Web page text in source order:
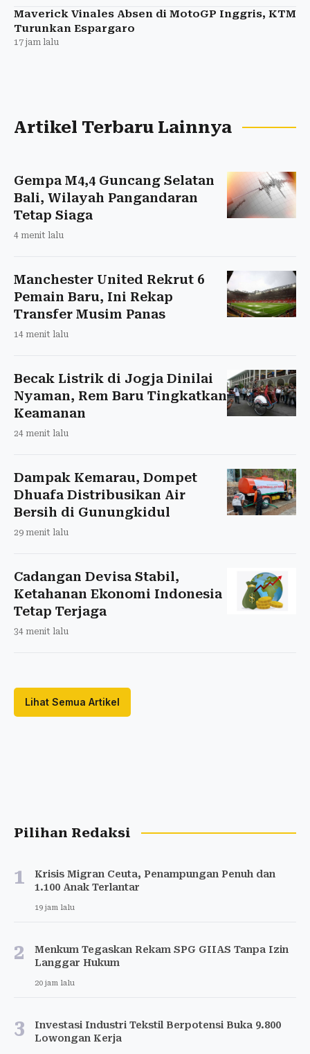
Maverick Vinales Absen di MotoGP Inggris, KTM
Turunkan Espargaro
17 jam lalu
Artikel Terbaru Lainnya
Gempa M4,4 Guncang Selatan
Bali, Wilayah Pangandaran
Tetap Siaga
4 menit lalu
Manchester United Rekrut 6
Pemain Baru, Ini Rekap
Transfer Musim Panas
14 menit lalu
Becak Listrik di Jogja Dinilai
Nyaman, Rem Baru Tingkatkan
Keamanan
24 menit lalu
Dampak Kemarau, Dompet
Dhuafa Distribusikan Air
Bersih di Gunungkidul
29 menit lalu
Cadangan Devisa Stabil,
Ketahanan Ekonomi Indonesia
Tetap Terjaga
34 menit lalu
Lihat Semua Artikel
Pilihan Redaksi
1
Krisis Migran Ceuta, Penampungan Penuh dan
1.100 Anak Terlantar
19 jam lalu
2
Menkum Tegaskan Rekam SPG GIIAS Tanpa Izin
Langgar Hukum
20 jam lalu
3
Investasi Industri Tekstil Berpotensi Buka 9.800
Lowongan Kerja